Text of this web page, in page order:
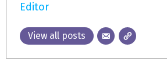
Editor
View all posts